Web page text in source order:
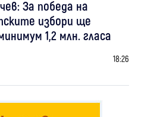
За победа на
избори ще
1,2 млн. гласа
18:26